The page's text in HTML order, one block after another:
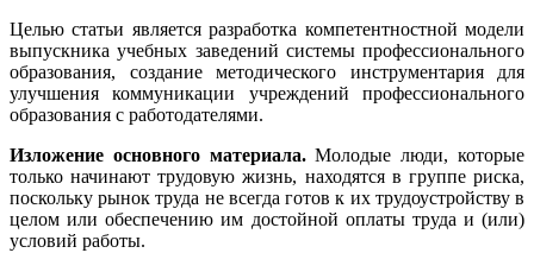
Целью статьи является разработка компетентностной модели
выпускника учебных заведений системы профессионального
образования, создание методического инструментария для
улучшения коммуникации учреждений профессионального
образования с работодателями.
Изложение основного материала.Молодые люди, которые
только начинают трудовую жизнь, находятся в группе риска,
поскольку рынок труда не всегда готов к их трудоустройству в
целом или обеспечению им достойной оплаты труда и (или)
условий работы.